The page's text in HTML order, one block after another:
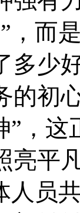
，而
多少
的初
”，
亮平
人员